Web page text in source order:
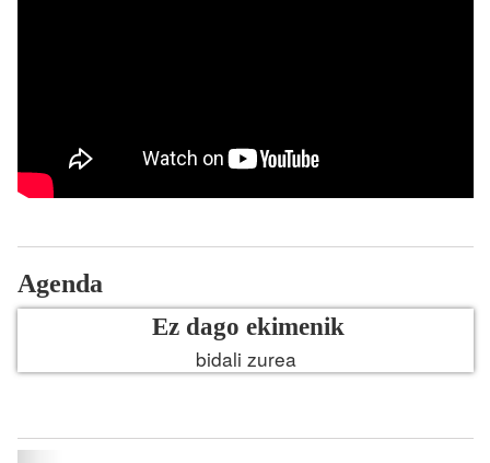
Agenda
Ez dago ekimenik
bidali zurea